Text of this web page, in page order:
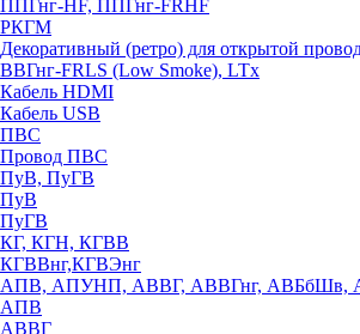
ППГнг-HF, ППГнг-FRHF
РКГМ
Декоративный (ретро) для открытой
ВВГнг-FRLS (Low Smoke), LTx
Кабель HDMI
Кабель USB
ПВС
Провод ПВС
ПуВ, ПуГВ
ПуВ
ПуГВ
КГ, КГН, КГВВ
КГВВнг,КГВЭнг
АПВ, АПУНП, АВВГ, АВВГнг, АВБбШв,
АПВ
АВВГ